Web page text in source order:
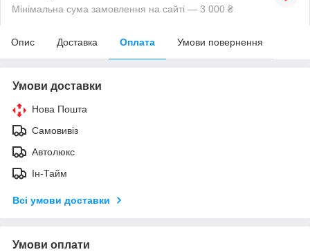
Мінімальна сума замовлення на сайті — 3 000 ₴
Опис Доставка Оплата Умови повернення
Умови доставки
Нова Пошта
Самовивіз
Автолюкс
Ін-Тайм
Всі умови доставки
Умови оплати